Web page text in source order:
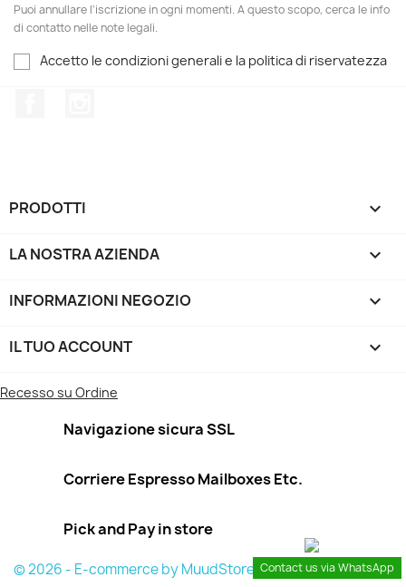
Puoi annullare l'iscrizione in ogni momenti. A questo scopo, cerca le info
di contatto nelle note legali.
Accetto le condizioni generali e la politica di riservatezza
PRODOTTI 
LA NOSTRA AZIENDA 
INFORMAZIONI NEGOZIO keyboard_arrow_down
IL TUO ACCOUNT 
Recesso su Ordine
Navigazione sicura SSL
Corriere Espresso Mailboxes Etc.
Pick and Pay in store
© 2026 - E-commerce by MuudStore Contact us via WhatsApp